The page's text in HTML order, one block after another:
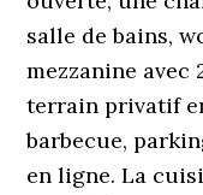
salle de bains,
mezzanine
terrain privatif
barbecue,
en ligne. La